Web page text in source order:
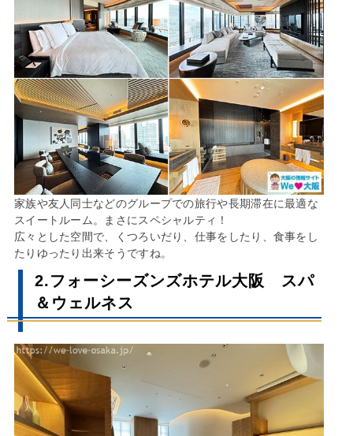
家族や友人同士などのグループでの旅行や長期滞在に最適な
スイートルーム。まさにスペシャルティ！
広々とした空間で、くつろいだり、仕事をしたり、食事をし
たりゆったり出来そうですね。
2.フォーシーズンズホテル大阪 スパ
＆ウェルネス